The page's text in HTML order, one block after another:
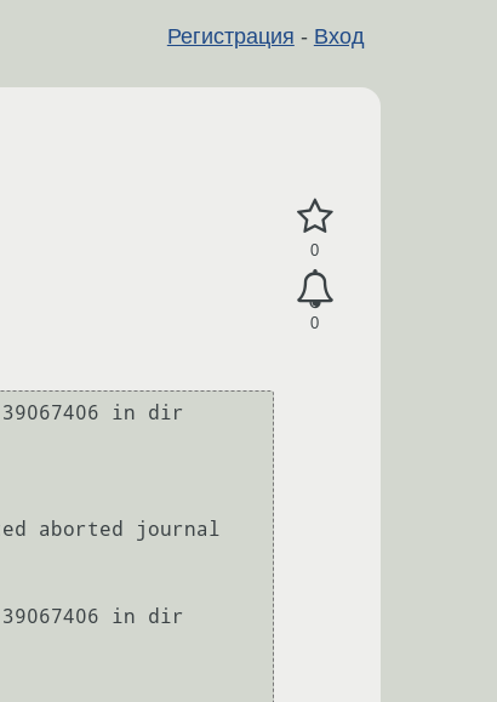
Регистрация - Вход
0
0
in dir
aborted journal
in dir